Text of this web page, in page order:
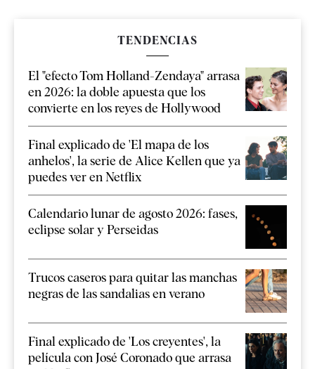
TENDENCIAS
El "efecto Tom Holland-Zendaya" arrasa
en 2026: la doble apuesta que los
convierte en los reyes de Hollywood
Final explicado de 'El mapa de los
anhelos', la serie de Alice Kellen que ya
puedes ver en Netflix
Calendario lunar de agosto 2026: fases,
eclipse solar y Perseidas
Trucos caseros para quitar las manchas
negras de las sandalias en verano
Final explicado de 'Los creyentes', la
película con José Coronado que arrasa